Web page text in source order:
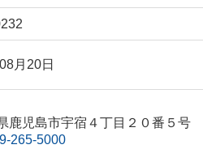
月20日
鹿児島市宇宿４丁目２０番５号
265-5000